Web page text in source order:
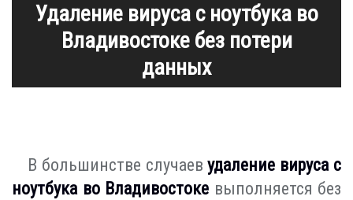
Удаление вируса с ноутбука во
Владивостоке без потери
данных
В большинстве случаевудаление вируса с
ноутбука во Владивостоке выполняется без